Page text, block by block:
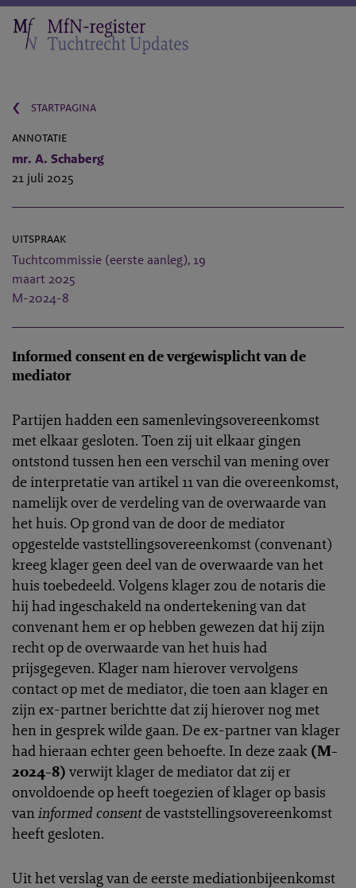
‹
startpagina
annotatie
mr. A. Schaberg
21 juli 2025
uitspraak
Tuchtcommissie (eerste aanleg), 19
maart 2025
M-2024-8
Informed consent en de vergewisplicht van de
mediator
Partijen hadden een samenlevingsovereenkomst
met elkaar gesloten. Toen zij uit elkaar gingen
ontstond tussen hen een verschil van mening over
de interpretatie van artikel 11 van die overeenkomst,
namelijk over de verdeling van de overwaarde van
het huis. Op grond van de door de mediator
opgestelde vaststellingsovereenkomst (convenant)
kreeg klager geen deel van de overwaarde van het
huis toebedeeld. Volgens klager zou de notaris die
hij had ingeschakeld na ondertekening van dat
convenant hem er op hebben gewezen dat hij zijn
recht op de overwaarde van het huis had
prijsgegeven. Klager nam hierover vervolgens
contact op met de mediator, die toen aan klager en
zijn ex-partner berichtte dat zij hierover nog met
hen in gesprek wilde gaan. De ex-partner van klager
had hieraan echter geen behoefte. In deze zaak (M-
2024-8) verwijt klager de mediator dat zij er
onvoldoende op heeft toegezien of klager op basis
vaninformed consentde vaststellingsovereenkomst
heeft gesloten.
Uit het verslag van de eerste mediationbijeenkomst